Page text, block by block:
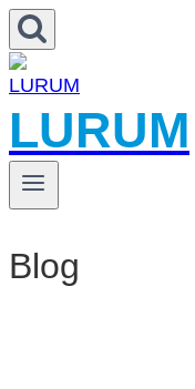
LURUM
Blog